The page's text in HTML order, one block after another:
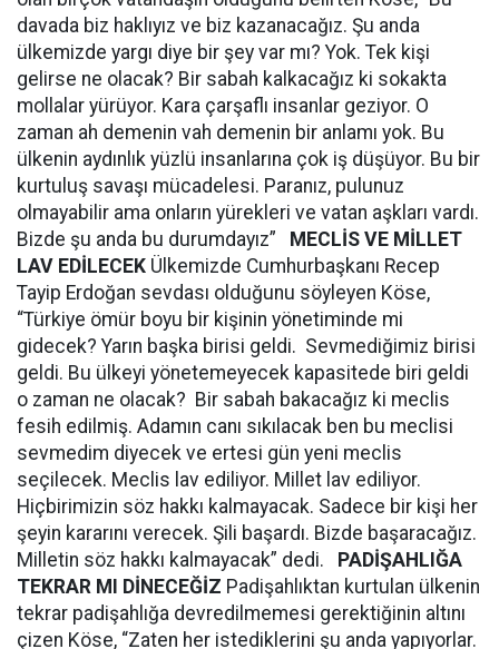
davada biz haklıyız ve biz kazanacağız. Şu anda
ülkemizde yargı diye bir şey var mı? Yok. Tek kişi
gelirse ne olacak? Bir sabah kalkacağız ki sokakta
mollalar yürüyor. Kara çarşaflı insanlar geziyor. O
zaman ah demenin vah demenin bir anlamı yok. Bu
ülkenin aydınlık yüzlü insanlarına çok iş düşüyor. Bu bir
kurtuluş savaşı mücadelesi. Paranız, pulunuz
olmayabilir ama onların yürekleri ve vatan aşkları vardı.
Bizde şu anda bu durumdayız”
MECLİS VE MİLLET
LAV EDİLECEK Ülkemizde Cumhurbaşkanı Recep
Tayip Erdoğan sevdası olduğunu söyleyen Köse,
“Türkiye ömür boyu bir kişinin yönetiminde mi
gidecek? Yarın başka birisi geldi. Sevmediğimiz birisi
geldi. Bu ülkeyi yönetemeyecek kapasitede biri geldi
o zaman ne olacak? Bir sabah bakacağız ki meclis
fesih edilmiş. Adamın canı sıkılacak ben bu meclisi
sevmedim diyecek ve ertesi gün yeni meclis
seçilecek. Meclis lav ediliyor. Millet lav ediliyor.
Hiçbirimizin söz hakkı kalmayacak. Sadece bir kişi her
şeyin kararını verecek. Şili başardı. Bizde başaracağız.
Milletin söz hakkı kalmayacak” dedi.
PADİŞAHLIĞA
TEKRAR MI DİNECEĞİZ Padişahlıktan kurtulan ülkenin
tekrar padişahlığa devredilmemesi gerektiğinin altını
çizen Köse, “Zaten her istediklerini şu anda yapıyorlar.